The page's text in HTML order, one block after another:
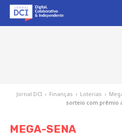
Jornal DCI › Finanças › Loterias ›
sorteio com prêmio
MEGA-SENA